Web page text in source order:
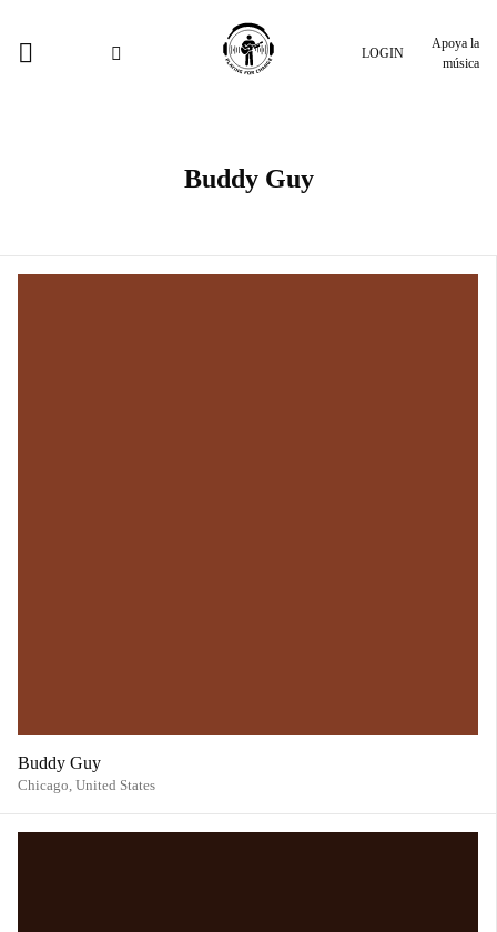
LOGIN
Apoya la
música
Buddy Guy
Buddy Guy
Chicago, United States